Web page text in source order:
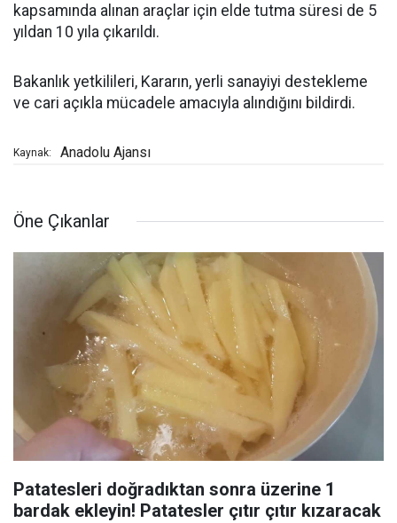
kapsamında alınan araçlar için elde tutma süresi de 5
yıldan 10 yıla çıkarıldı.
Bakanlık yetkilileri, Kararın, yerli sanayiyi destekleme
ve cari açıkla mücadele amacıyla alındığını bildirdi.
Kaynak: Anadolu Ajansı
Öne Çıkanlar
Patatesleri doğradıktan sonra üzerine 1
bardak ekleyin! Patatesler çıtır çıtır kızaracak